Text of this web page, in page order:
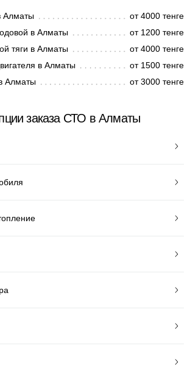
Алматы
от 4000 тенге
в Алматы
от 1200 тенге
тяги в Алматы
от 4000 тенге
в Алматы
от 1500 тенге
Алматы
от 3000 тенге
заказа СТО в Алматы